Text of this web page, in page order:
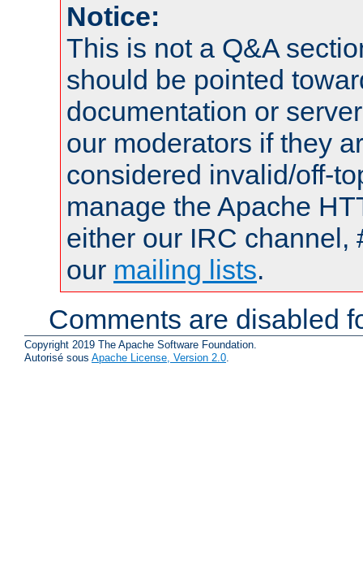
Notice:
This is not a Q&A
should be pointed
documentation or
our moderators if they
considered invalid/off-
manage the Apache
either our IRC channel,
our mailing lists.
Comments are disabled
Copyright 2019 The Apache Software Foundation.
Autorisé sous Apache License, Version 2.0